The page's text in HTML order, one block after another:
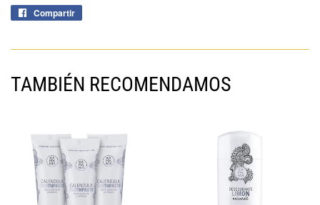
Compartir
TAMBIÉN RECOMENDAMOS